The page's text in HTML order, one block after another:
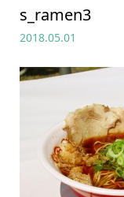
s_ramen3
2018.05.01